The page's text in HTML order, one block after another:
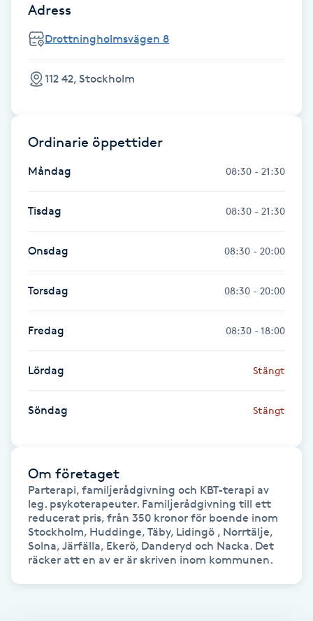
Hårbottenbehandling
Hårvård
Hälsa
Hälsprickor
Idrottsmassage
IPL hårborttagning
IR-massage
Japansk massage
Katun fransar
Kemisk peeling
Adress
Drottningholmsvägen 8
112 42, Stockholm
Ordinarie öppettider
Måndag 08:30 - 21:30
Tisdag 08:30 - 21:30
Onsdag 08:30 - 20:00
Torsdag 08:30 - 20:00
Fredag 08:30 - 18:00
Lördag Stängt
Söndag Stängt
Om företaget
Parterapi, familjerådgivning och KBT-terapi av
leg. psykoterapeuter. Familjerådgivning till ett
reducerat pris, från 350 kronor för boende inom
Stockholm, Huddinge, Täby, Lidingö , Norrtälje,
Solna, Järfälla, Ekerö, Danderyd och Nacka. Det
räcker att en av er är skriven inom kommunen.